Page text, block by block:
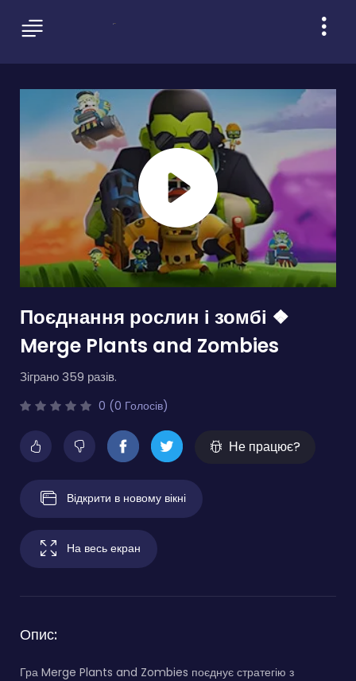
Поєднання рослин і зомбі ❖
Merge Plants and Zombies
Зіграно 359 разів.
0 (0 Голосів)
Не працює?
Відкрити в новому вікні
На весь екран
Опис:
Гра Merge Plants and Zombies поєднує стратегію з